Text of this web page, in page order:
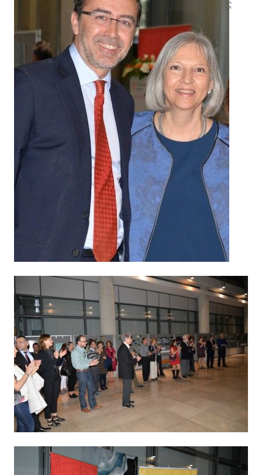
που γράφτηκαν όλοι με έμπνευση τις φωτογραφίες
της Σέλμα Ανσίρα από τον Μεξικανό ποιητή
Φρανσίσκο Σεγκόβια.